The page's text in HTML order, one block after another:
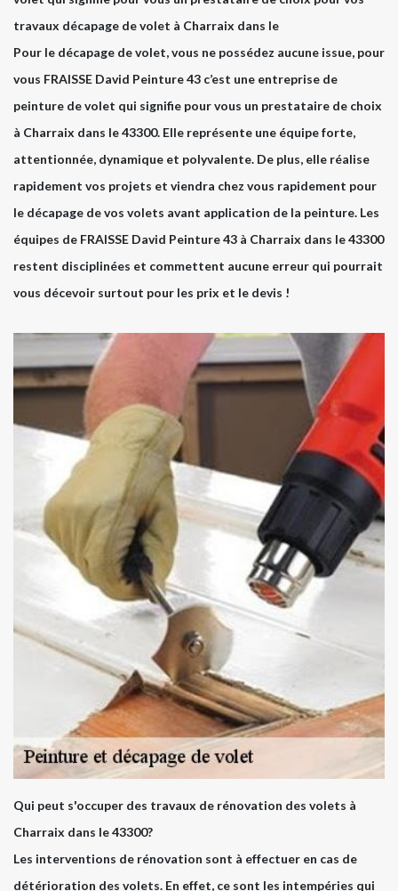
travaux décapage de volet à Charraix dans le
Pour le décapage de volet, vous ne possédez aucune issue, pour
vous FRAISSE David Peinture 43 c’est une entreprise de
peinture de volet qui signifie pour vous un prestataire de choix
à Charraix dans le 43300. Elle représente une équipe forte,
attentionnée, dynamique et polyvalente. De plus, elle réalise
rapidement vos projets et viendra chez vous rapidement pour
le décapage de vos volets avant application de la peinture. Les
équipes de FRAISSE David Peinture 43 à Charraix dans le 43300
restent disciplinées et commettent aucune erreur qui pourrait
vous décevoir surtout pour les prix et le devis !
Qui peut s'occuper des travaux de rénovation des volets à
Charraix dans le 43300?
Les interventions de rénovation sont à effectuer en cas de
détérioration des volets. En effet, ce sont les intempéries qui